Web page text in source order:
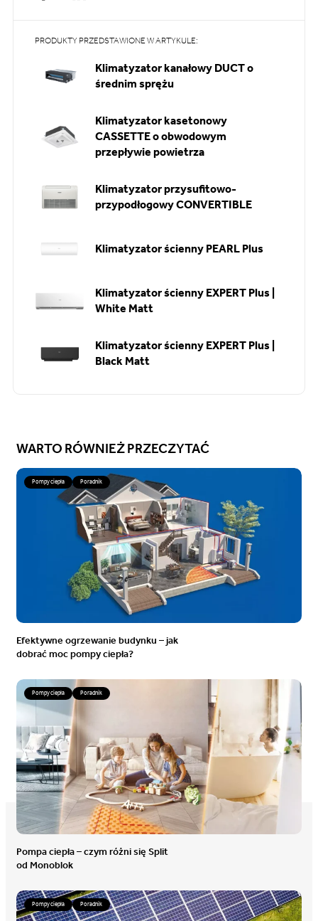
PRODUKTY PRZEDSTAWIONE W ARTYKULE:
Klimatyzator kanałowy DUCT o
średnim sprężu
Klimatyzator kasetonowy
CASSETTE o obwodowym
przepływie powietrza
Klimatyzator przysufitowo-
przypodłogowy CONVERTIBLE
Klimatyzator ścienny PEARL Plus
Klimatyzator ścienny EXPERT Plus |
White Matt
Klimatyzator ścienny EXPERT Plus |
Black Matt
WARTO RÓWNIEŻ PRZECZYTAĆ
Pompy ciepła Poradnik
Efektywne ogrzewanie budynku – jak
dobrać moc pompy ciepła?
Pompy ciepła Poradnik
Pompa ciepła – czym różni się Split
od Monoblok
Pompy ciepła Poradnik